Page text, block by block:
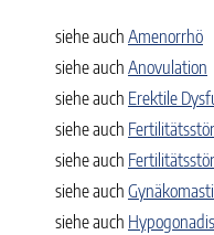
siehe auch Amenorrhö
siehe auch Anovulation
siehe auch Erektile
siehe auch
siehe auch
siehe auch
siehe auch